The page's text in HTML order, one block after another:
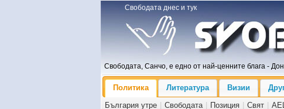
Свободата днес и тук
Свободата, Санчо, е едно от най-ценните блага -
Политика Литература Визии
България утре
Свободата Позиция Свят